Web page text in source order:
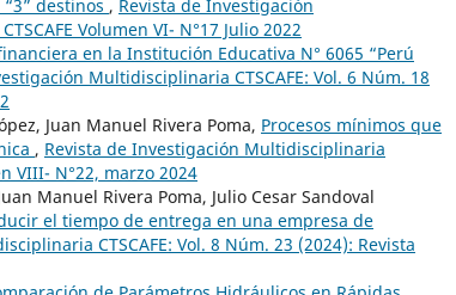
destinos , Revista de Investigación
Volumen VI- N°17 Julio 2022
en la Institución Educativa N° 6065 “Perú
Multidisciplinaria CTSCAFE: Vol. 6 Núm. 18
Juan Manuel Rivera Poma, Procesos mínimos que
, Revista de Investigación Multidisciplinaria
VIII- N°22, marzo 2024
Manuel Rivera Poma, Julio Cesar Sandoval
el tiempo de entrega en una empresa de
CTSCAFE: Vol. 8 Núm. 23 (2024): Revista